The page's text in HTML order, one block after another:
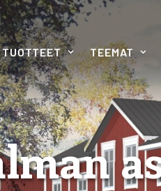
TUOTTEET TEEMAT